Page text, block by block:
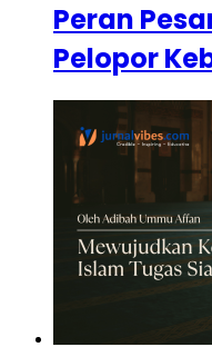
Peran
Pelopor